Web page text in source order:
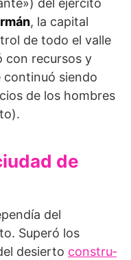
del ejército
, la capital
de todo el valle
con re­cursos y
continuó sien­do
de los hombres
de
del
Superó los
desierto constru­